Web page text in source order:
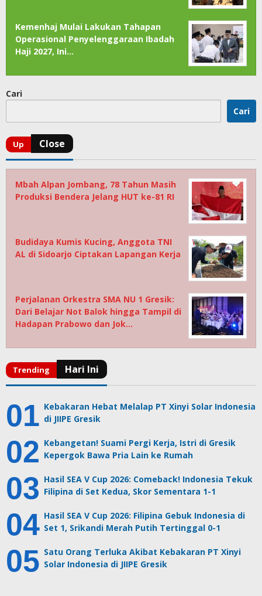
Kemenhaj Mulai Lakukan Tahapan
Operasional Penyelenggaraan Ibadah
Haji 2027, Ini…
Cari
Cari
Mbah Alpan Jombang, 78 Tahun Masih
Produksi Bendera Jelang HUT ke-81 RI
Budidaya Kumis Kucing, Anggota TNI
AL di Sidoarjo Ciptakan Lapangan Kerja
Perjalanan Orkestra SMA NU 1 Gresik:
Dari Belajar Not Balok hingga Tampil di
Hadapan Prabowo dan Jok…
Kebakaran Hebat Melalap PT Xinyi Solar Indonesia
di JIIPE Gresik
Kebangetan! Suami Pergi Kerja, Istri di Gresik
Kepergok Bawa Pria Lain ke Rumah
Hasil SEA V Cup 2026: Comeback! Indonesia Tekuk
Filipina di Set Kedua, Skor Sementara 1-1
Hasil SEA V Cup 2026: Filipina Gebuk Indonesia di
Set 1, Srikandi Merah Putih Tertinggal 0-1
Satu Orang Terluka Akibat Kebakaran PT Xinyi
Solar Indonesia di JIIPE Gresik